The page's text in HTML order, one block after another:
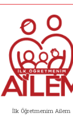
İlk Öğretmenim Ailem